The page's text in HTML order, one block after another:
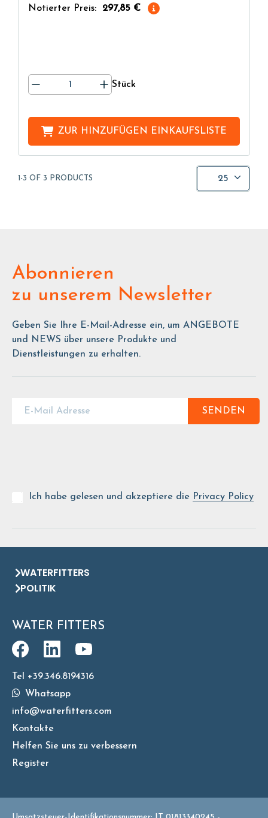
Notierter Preis: 297,85 €
Stück
ZUR HINZUFÜGEN EINKAUFSLISTE
1-3 OF 3 PRODUCTS 25
Abonnieren
zu unserem Newsletter
Geben Sie Ihre E-Mail-Adresse ein, um ANGEBOTE
und NEWS über unsere Produkte und
Dienstleistungen zu erhalten.
SENDEN
Ich habe gelesen und akzeptiere die Privacy Policy
WATERFITTERS
POLITIK
WATER FITTERS
Tel +39.346.8194316
Whatsapp
info@waterfitters.com
Kontakte
Helfen Sie uns zu verbessern
Register